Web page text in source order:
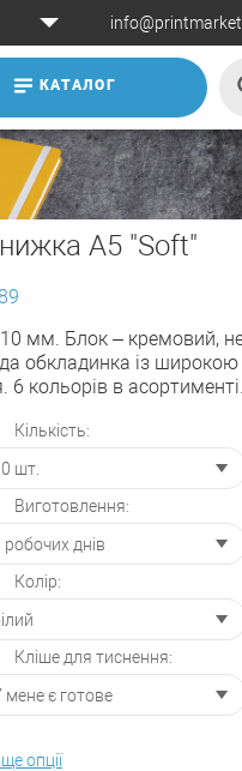
КАТАЛОГ
А5 "Soft"
мм. Блок – кремовий,
обкладинка із
6 кольорів в асортименті.
Кількість:
Виготовлення:
Колір:
Кліше для тиснення:
опції